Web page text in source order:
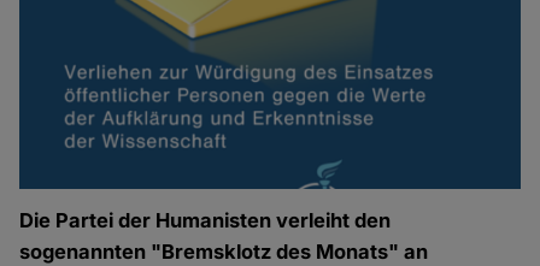
Die Partei der Humanisten verleiht den
sogenannten "Bremsklotz des Monats" an